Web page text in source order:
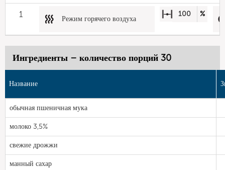
1 Режим горячего воздуха
100 %
Ингредиенты – количество порций 30
Название
обычная пшеничная мука
молоко 3,5%
свежие дрожжи
манный сахар